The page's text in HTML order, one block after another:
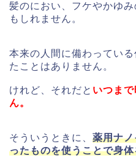
髪のにおい、フケやかゆ
もしれません。
本来の人間に備わってい
たことはありません。
けれど、それだと いつま
ん。
そういうときに、 薬用ナ
ったものを使うことで身